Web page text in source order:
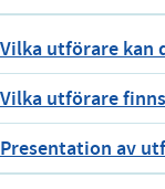
Vilka utförare kan
Vilka utförare
Presentation av